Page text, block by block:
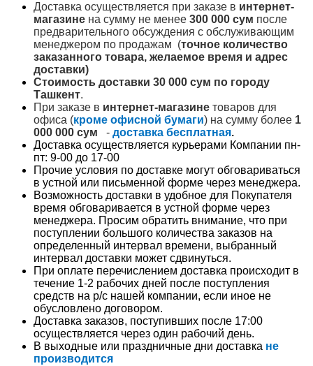
Доставка осуществляется при заказе в интернет-
магазине на сумму не менее 300 000 сум после
предварительного обсуждения с обслуживающим
менеджером по продажам (точное количество
заказанного товара, желаемое время и адрес
доставки)
Стоимость доставки 30 000 сум по городу
Ташкент.
При заказе в интернет-магазине товаров для
офиса (кроме офисной бумаги) на сумму более 1
000 000 сум
- доставка бесплатная.
Доставка осуществляется курьерами Компании пн-
пт: 9-00 до 17-00
Прочие условия по доставке могут обговариваться
в устной или письменной форме через менеджера.
Возможность доставки в удобное для Покупателя
время обговаривается в устной форме через
менеджера. Просим обратить внимание, что при
поступлении большого количества заказов на
определенный интервал времени, выбранный
интервал доставки может сдвинуться.
При оплате перечислением доставка происходит в
течение 1-2 рабочих дней после поступления
средств на р/с нашей компании, если иное не
обусловлено договором.
Доставка заказов, поступивших после 17:00
осуществляется через один рабочий день.
В выходные или праздничные дни доставка не
производится